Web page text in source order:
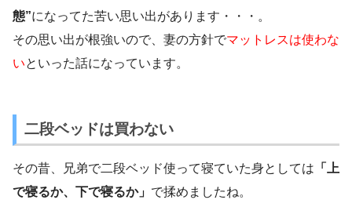
態”になってた苦い思い出があります・・・。
その思い出が根強いので、妻の方針でマットレスは使わな
いといった話になっています。
二段ベッドは買わない
その昔、兄弟で二段ベッド使って寝ていた身としては 「上
で寝るか、下で寝るか」 で揉めましたね。